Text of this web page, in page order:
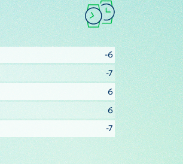
-6
-7
6
6
-7